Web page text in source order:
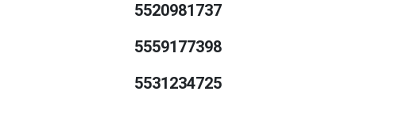
5520981737
5559177398
5531234725